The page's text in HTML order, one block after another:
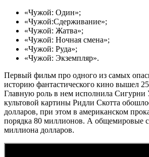
«Чужой: Один»;
«Чужой:Сдерживание»;
«Чужой: Жатва»;
«Чужой: Ночная смена»;
«Чужой: Руда»;
«Чужой: Экземпляр».
Первый фильм про одного из самых
историю фантастического кино вышел
Главную роль в нем исполнила Сигурни
культовой картины Ридли Скотта
долларов, при этом в американском
порядка 80 миллионов. А общемировые
миллиона долларов.